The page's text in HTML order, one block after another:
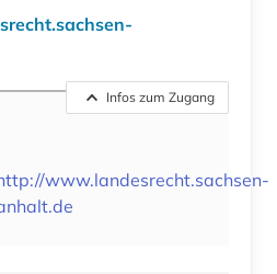
Infos zum Zugang
www.landesrecht.sachsen-